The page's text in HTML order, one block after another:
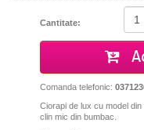
Cantitate:
Comanda telefonic:
Ciorapi de lux cu model
clin mic din bumbac.